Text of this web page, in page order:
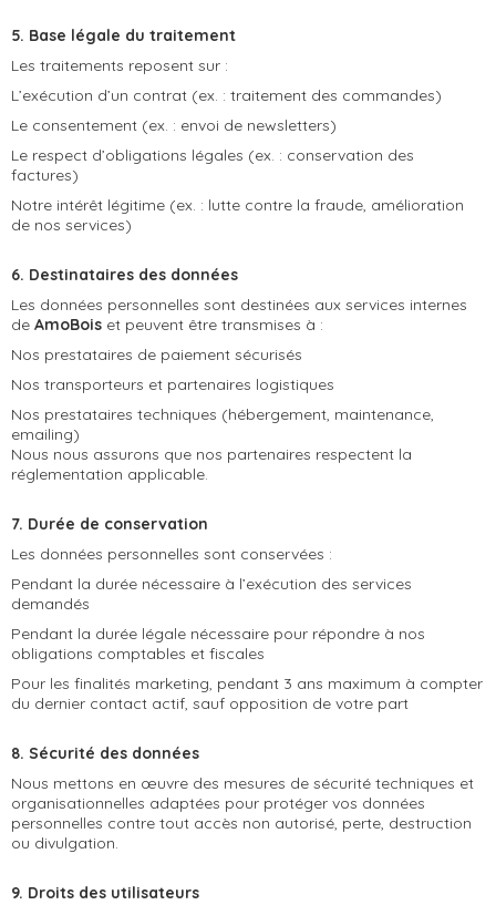
5. Base légale du traitement
Les traitements reposent sur :
L’exécution d’un contrat (ex. : traitement des commandes)
Le consentement (ex. : envoi de newsletters)
Le respect d’obligations légales (ex. : conservation des
factures)
Notre intérêt légitime (ex. : lutte contre la fraude, amélioration
de nos services)
6. Destinataires des données
Les données personnelles sont destinées aux services internes
de AmoBois et peuvent être transmises à :
Nos prestataires de paiement sécurisés
Nos transporteurs et partenaires logistiques
Nos prestataires techniques (hébergement, maintenance,
emailing)
Nous nous assurons que nos partenaires respectent la
réglementation applicable.
7. Durée de conservation
Les données personnelles sont conservées :
Pendant la durée nécessaire à l’exécution des services
demandés
Pendant la durée légale nécessaire pour répondre à nos
obligations comptables et fiscales
Pour les finalités marketing, pendant 3 ans maximum à compter
du dernier contact actif, sauf opposition de votre part
8. Sécurité des données
Nous mettons en œuvre des mesures de sécurité techniques et
organisationnelles adaptées pour protéger vos données
personnelles contre tout accès non autorisé, perte, destruction
ou divulgation.
9. Droits des utilisateurs